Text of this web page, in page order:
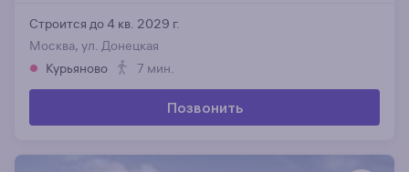
Строится до 4 кв. 2029 г.
Москва, ул. Донецкая
Курьяново
7 мин.
Позвонить